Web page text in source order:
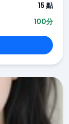
15 點
100分